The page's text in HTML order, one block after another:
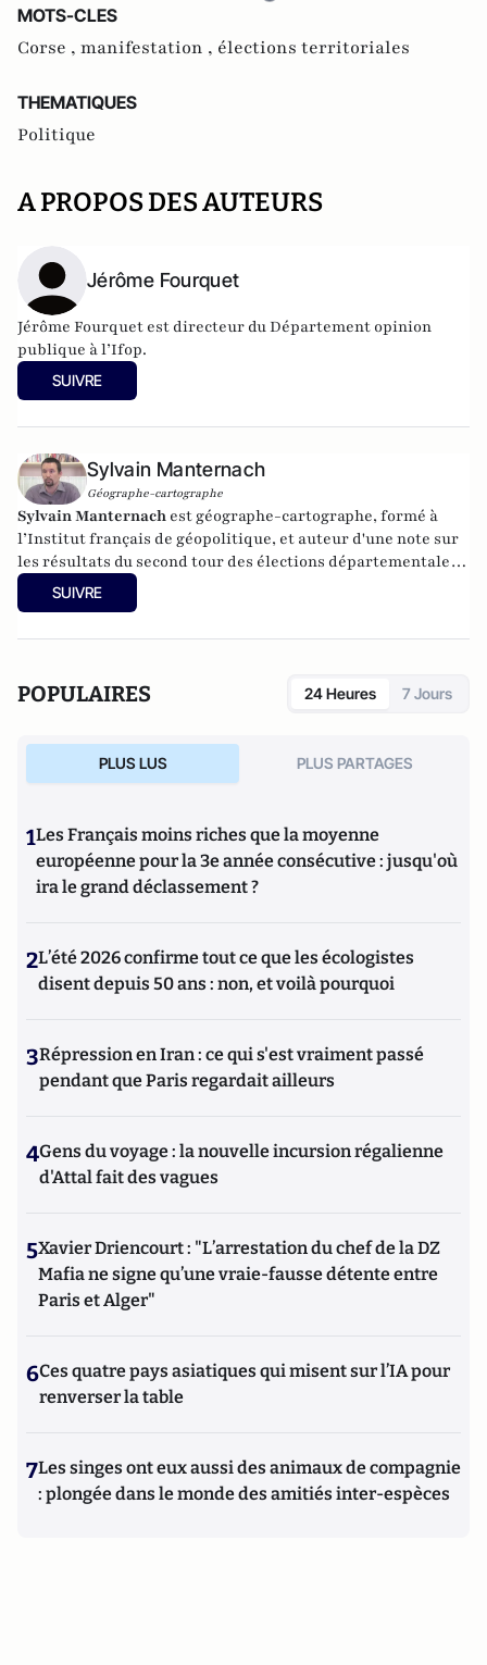
MOTS-CLES
Corse , manifestation , élections territoriales
THEMATIQUES
Politique
A PROPOS DES AUTEURS
Jérôme Fourquet
Jérôme Fourquet est directeur du Département opinion
publique à l’Ifop.
SUIVRE
Sylvain Manternach
Géographe-cartographe
Sylvain Manternach est géographe-cartographe, formé à
l’Institut français de géopolitique, et auteur d'une note sur
les résultats du second tour des élections départementales
co-écrite avec Jérome Fourquet, Directeur du département
Opinion et stratégie d'entreprises de l'Ifop. Parmi ses
FN(collectif sous la direction de Jérôme Fourquet, éditions
éditions de l'Aube). Prochainement, une double note de
Sylvain Manternach (avec Jérôme Fourquet) sur la crise
migratoire à Calais et la très nette augmentation du vote FN,
SUIVRE
POPULAIRES 24 Heures 7 Jours
PLUS LUS PLUS PARTAGES
1Les Français moins riches que la moyenne
européenne pour la 3e année consécutive : jusqu'où
ira le grand déclassement ?
2L’été 2026 confirme tout ce que les écologistes
disent depuis 50 ans : non, et voilà pourquoi
3Répression en Iran : ce qui s'est vraiment passé
pendant que Paris regardait ailleurs
4Gens du voyage : la nouvelle incursion régalienne
d'Attal fait des vagues
5Xavier Driencourt : "L’arrestation du chef de la DZ
Mafia ne signe qu’une vraie-fausse détente entre
Paris et Alger"
6Ces quatre pays asiatiques qui misent sur l’IA pour
renverser la table
7Les singes ont eux aussi des animaux de compagnie
: plongée dans le monde des amitiés inter-espèces